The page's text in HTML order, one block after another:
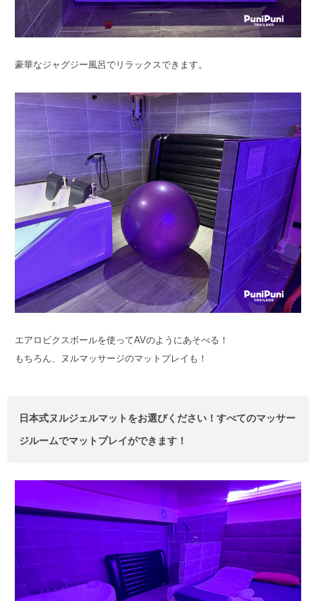
豪華なジャグジー風呂でリラックスできます。
エアロビクスボールを使ってAVのようにあそべる！
もちろん、ヌルマッサージのマットプレイも！
日本式ヌルジェルマットをお選びください！すべてのマッサー
ジルームでマットプレイができます！